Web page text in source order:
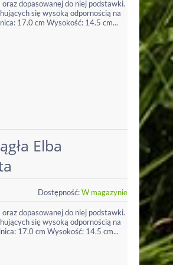
dopasowanej do niej podstawki.
się wysoką odpornością na
17.0 cm Wysokość: 14.5 cm...
Elba
Dostępność:W magazynie
dopasowanej do niej podstawki.
się wysoką odpornością na
17.0 cm Wysokość: 14.5 cm...